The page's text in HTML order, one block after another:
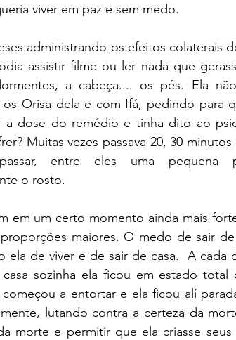
viver em paz e sem medo.
administrando os efeitos colaterais
assistir filme ou ler nada que
a cabeça.... os pés. Ela
os Orisa dela e com Ifá, pedindo para
a dose do remédio e tinha dito ao
Muitas vezes passava 20, 30
entre eles uma pequena
o rosto.
em um certo momento ainda mais
maiores. O medo de sair
ela de viver e de sair de casa.  A cada
sozinha ela ficou em estado
a entortar e ela ficou alí
lutando contra a certeza da
morte e permitir que ela criasse